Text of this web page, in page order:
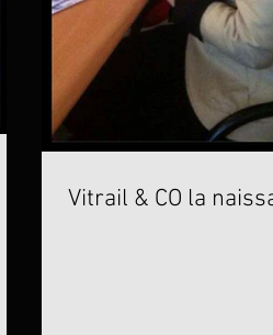
Vitrail & CO la